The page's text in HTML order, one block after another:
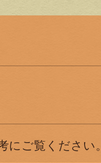
にご覧ください。